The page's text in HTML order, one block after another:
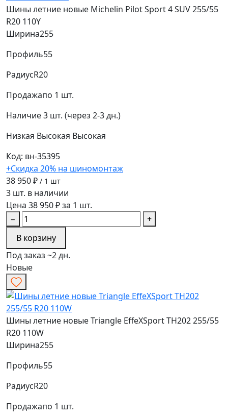
Шины летние новые Michelin Pilot Sport 4 SUV 255/55
R20 110Y
Ширина255
Профиль55
РадиусR20
Продажапо 1 шт.
Наличие3 шт. (через 2-3 дн.)
Низкая Высокая Высокая
Код: вн-35395
+Скидка 20% на шиномонтаж
38 950 ₽ / 1 шт
3 шт. в наличии
Цена 38 950 ₽ за 1 шт.
−
+
В корзину
Под заказ ~2 дн.
Новые
Шины летние новые Triangle EffeXSport TH202 255/55
R20 110W
Ширина255
Профиль55
РадиусR20
Продажапо 1 шт.